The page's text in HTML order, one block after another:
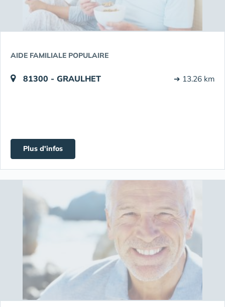
AIDE FAMILIALE POPULAIRE
81300 - GRAULHET ➔ 13.26 km
Plus d'infos